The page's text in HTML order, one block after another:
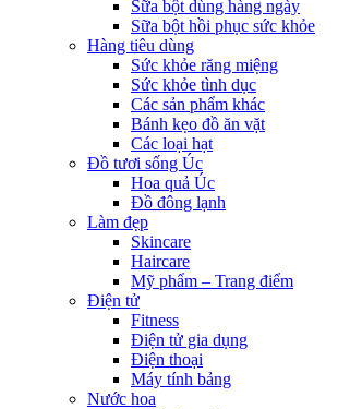
Sữa bột dùng hàng ngày
Sữa bột hồi phục sức khỏe
Hàng tiêu dùng
Sức khỏe răng miệng
Sức khỏe tình dục
Các sản phẩm khác
Bánh kẹo đồ ăn vặt
Các loại hạt
Đồ tươi sống Úc
Hoa quả Úc
Đồ đông lạnh
Làm đẹp
Skincare
Haircare
Mỹ phẩm – Trang điểm
Điện tử
Fitness
Điện tử gia dụng
Điện thoại
Máy tính bảng
Nước hoa